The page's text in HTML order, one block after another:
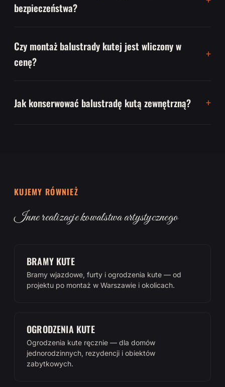
bezpieczeństwa?
Czy montaż balustrady kutej jest wliczony w
cenę?
Jak konserwować balustradę kutą zewnętrzną?
KUJEMY RÓWNIEŻ
Inne realizacje kowalstwa artystycznego
BRAMY KUTE
Bramy wjazdowe, furty i ogrodzenia kute — od
projektu po montaż w Warszawie i okolicach.
OGRODZENIA KUTE
Ogrodzenia kute ręcznie — dla domów
jednorodzinnych, rezydencji i obiektów
zabytkowych.